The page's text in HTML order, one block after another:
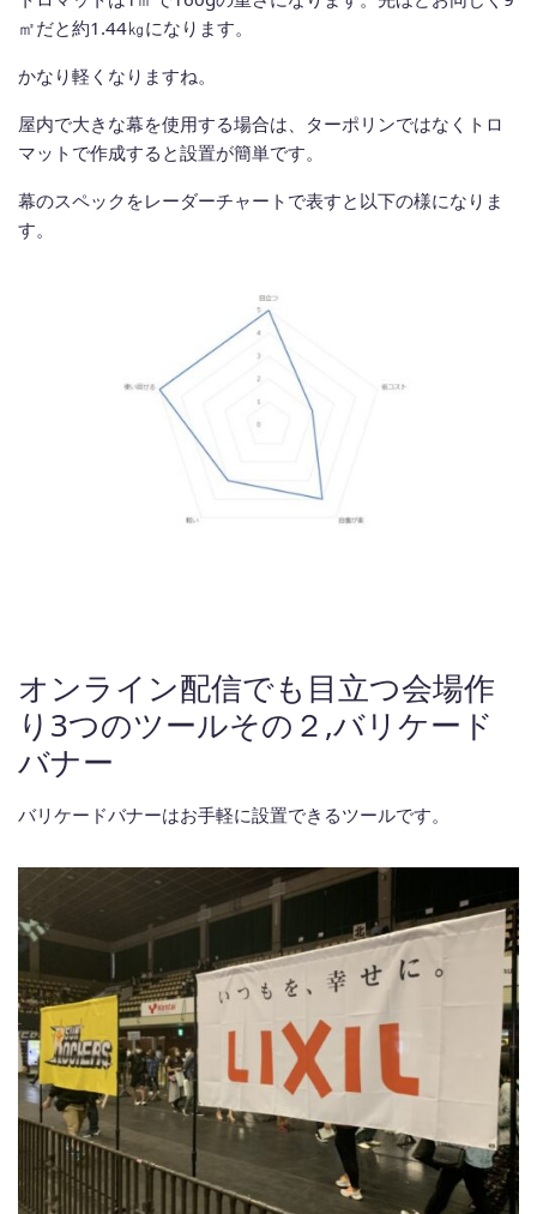
㎡だと約1.44㎏になります。
かなり軽くなりますね。
屋内で大きな幕を使用する場合は、ターポリンではなくトロ
マットで作成すると設置が簡単です。
幕のスペックをレーダーチャートで表すと以下の様になりま
す。
オンライン配信でも目立つ会場作
り3つのツールその２,バリケード
バナー
バリケードバナーはお手軽に設置できるツールです。